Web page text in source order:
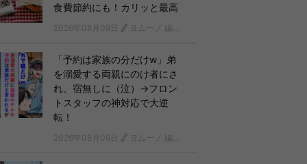
食費節約にも！カリッと最高
2026年08月09日 ヨムーノ 編集部
「予約は家族の分だけw」弟
を溺愛する両親にのけ者にさ
れ、宿無しに（泣）→フロン
トスタッフの神対応で大逆
転！
2026年08月09日 ヨムーノ 編集部